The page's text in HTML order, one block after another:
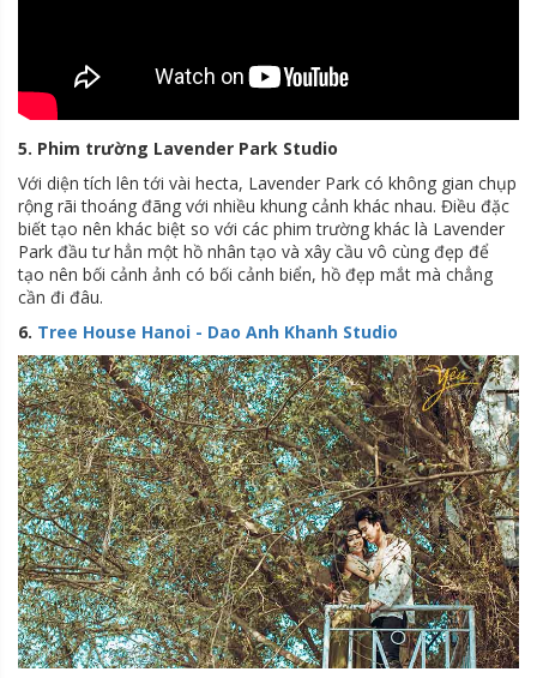
5. Phim trường Lavender Park Studio
Với diện tích lên tới vài hecta, Lavender Park có không gian chụp
rộng rãi thoáng đãng với nhiều khung cảnh khác nhau. Điều đặc
biết tạo nên khác biệt so với các phim trường khác là Lavender
Park đầu tư hẳn một hồ nhân tạo và xây cầu vô cùng đẹp để
tạo nên bối cảnh ảnh có bối cảnh biển, hồ đẹp mắt mà chẳng
cần đi đâu.
6. Tree House Hanoi - Dao Anh Khanh Studio